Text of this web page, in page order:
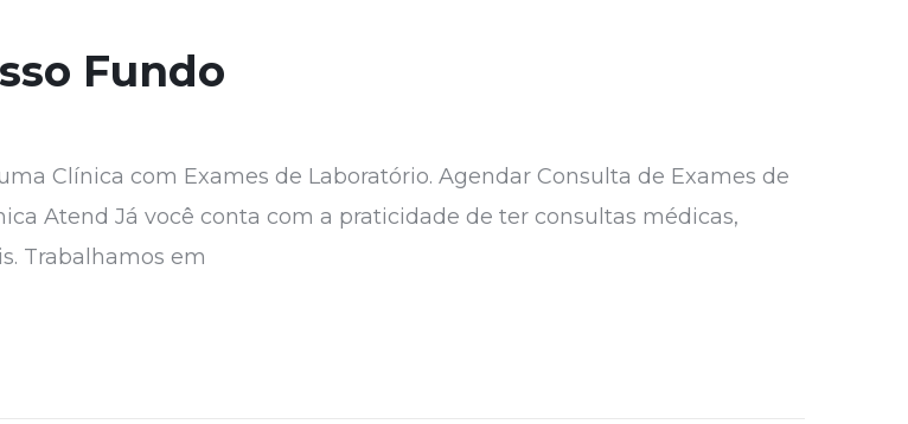
Fundo
Clínica com Exames de Laboratório. Agendar Consulta de Exames de
Atend Já você conta com a praticidade de ter consultas médicas,
Trabalhamos em